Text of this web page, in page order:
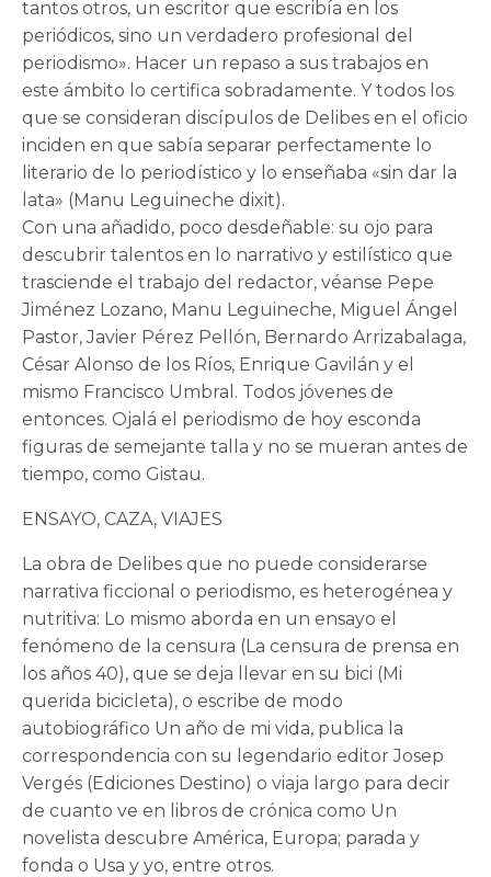
tantos otros, un escritor que escribía en los
periódicos, sino un verdadero profesional del
periodismo». Hacer un repaso a sus trabajos en
este ámbito lo certifica sobradamente. Y todos los
que se consideran discípulos de Delibes en el oficio
inciden en que sabía separar perfectamente lo
literario de lo periodístico y lo enseñaba «sin dar la
lata» (Manu Leguineche dixit).
Con una añadido, poco desdeñable: su ojo para
descubrir talentos en lo narrativo y estilístico que
trasciende el trabajo del redactor, véanse Pepe
Jiménez Lozano, Manu Leguineche, Miguel Ángel
Pastor, Javier Pérez Pellón, Bernardo Arrizabalaga,
César Alonso de los Ríos, Enrique Gavilán y el
mismo Francisco Umbral. Todos jóvenes de
entonces. Ojalá el periodismo de hoy esconda
figuras de semejante talla y no se mueran antes de
tiempo, como Gistau.
ENSAYO, CAZA, VIAJES
La obra de Delibes que no puede considerarse
narrativa ficcional o periodismo, es heterogénea y
nutritiva: Lo mismo aborda en un ensayo el
fenómeno de la censura (La censura de prensa en
los años 40), que se deja llevar en su bici (Mi
querida bicicleta), o escribe de modo
autobiográfico Un año de mi vida, publica la
correspondencia con su legendario editor Josep
Vergés (Ediciones Destino) o viaja largo para decir
de cuanto ve en libros de crónica como Un
novelista descubre América, Europa; parada y
fonda o Usa y yo, entre otros.